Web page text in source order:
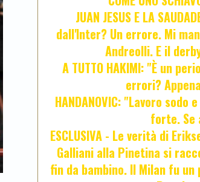
JUAN JESUS E LA
dall'Inter? Un errore. Mi
Andreolli. E il
A TUTTO HAKIMI: "È un
errori?
HANDANOVIC: "Lavoro
forte. Se
ESCLUSIVA - Le verità di
Galliani alla Pinetina si
fin da bambino. Il Milan fu